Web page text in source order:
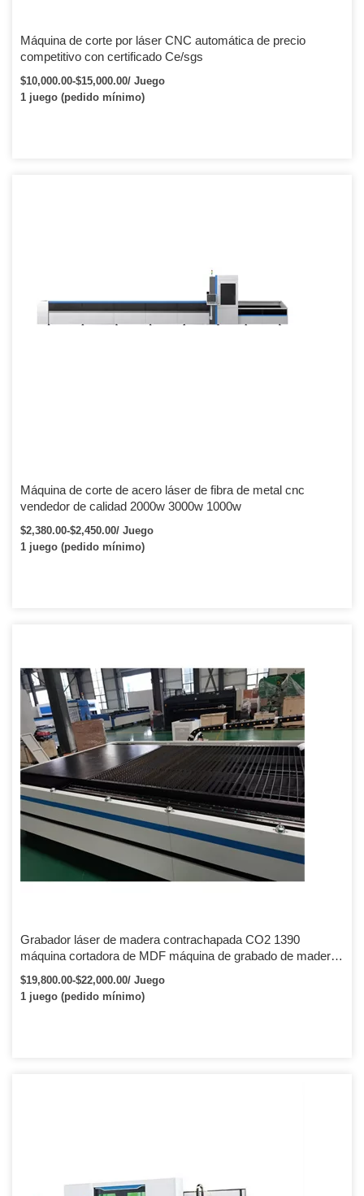
Máquina de corte por láser CNC automática de precio
competitivo con certificado Ce/sgs
$10,000.00-$15,000.00/ Juego
1 juego (pedido mínimo)
Máquina de corte de acero láser de fibra de metal cnc
vendedor de calidad 2000w 3000w 1000w
$2,380.00-$2,450.00/ Juego
1 juego (pedido mínimo)
Grabador láser de madera contrachapada CO2 1390
máquina cortadora de MDF máquina de grabado de madera
100w precio
$19,800.00-$22,000.00/ Juego
1 juego (pedido mínimo)